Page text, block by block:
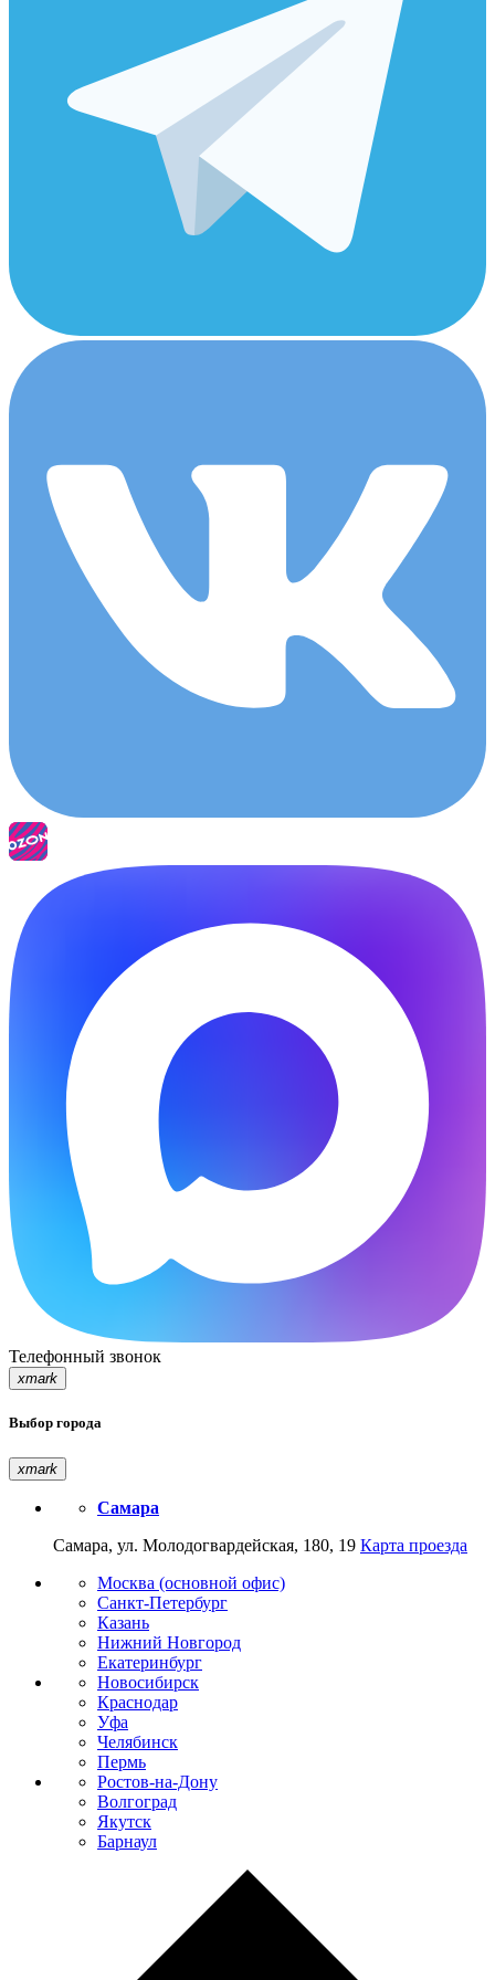
Телефонный звонок
xmark
Выбор города
xmark
Самара
Самара, ул. Молодогвардейская, 180, 19 Карта проезда
Москва (основной офис)
Санкт-Петербург
Казань
Нижний Новгород
Екатеринбург
Новосибирск
Краснодар
Уфа
Челябинск
Пермь
Ростов-на-Дону
Волгоград
Якутск
Барнаул